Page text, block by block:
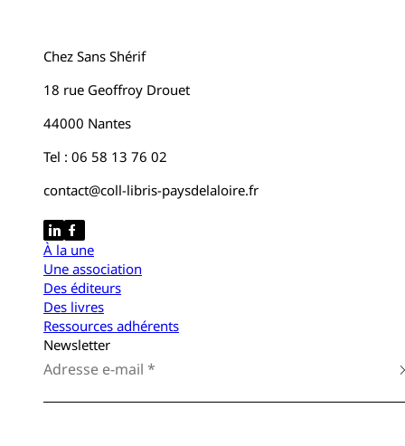
Chez Sans Shérif
18 rue Geoffroy Drouet
44000 Nantes
Tel : 06 58 13 76 02
contact@coll-libris-paysdelaloire.fr
À la une
Une association
Des éditeurs
Des livres
Ressources adhérents
Newsletter